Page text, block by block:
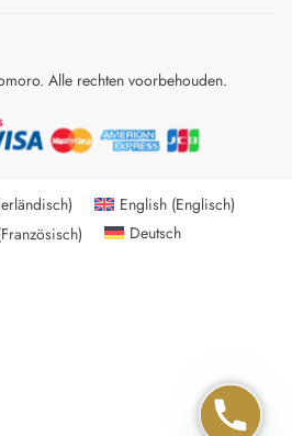
Alle rechten voorbehouden.
) English (Englisch)
Französisch) Deutsch